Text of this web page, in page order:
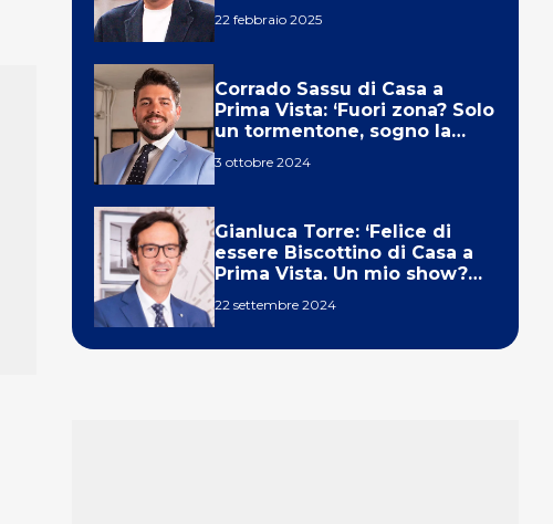
22 febbraio 2025
Corrado Sassu di Casa a
Prima Vista: ‘Fuori zona? Solo
un tormentone, sogno la
3 ottobre 2024
Gianluca Torre: ‘Felice di
essere Biscottino di Casa a
Prima Vista. Un mio show?
22 settembre 2024